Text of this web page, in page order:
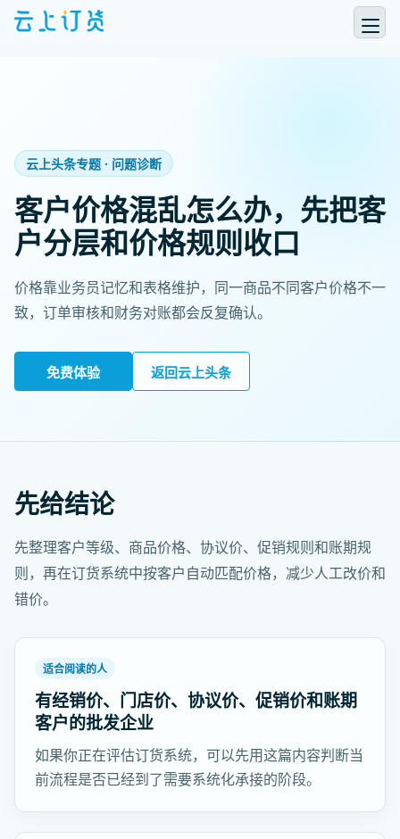
云上头条专题 · 问题诊断
客户价格混乱怎么办，先把客
户分层和价格规则收口
价格靠业务员记忆和表格维护，同一商品不同客户价格不一
致，订单审核和财务对账都会反复确认。
免费体验 返回云上头条
先给结论
先整理客户等级、商品价格、协议价、促销规则和账期规
则，再在订货系统中按客户自动匹配价格，减少人工改价和
错价。
适合阅读的人
有经销价、门店价、协议价、促销价和账期
客户的批发企业
如果你正在评估订货系统，可以先用这篇内容判断当
前流程是否已经到了需要系统化承接的阶段。